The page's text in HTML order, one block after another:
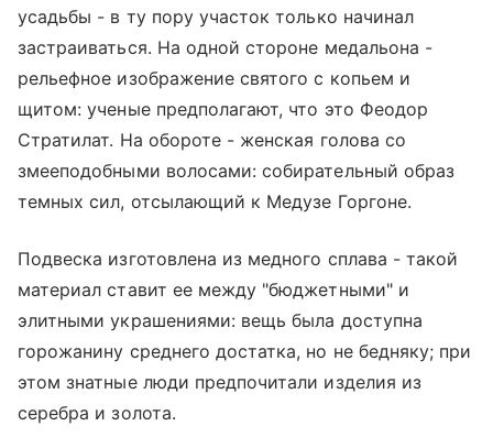
усадьбы - в ту пору участок только начинал
застраиваться. На одной стороне медальона -
рельефное изображение святого с копьем и
щитом: ученые предполагают, что это Феодор
Стратилат. На обороте - женская голова со
змееподобными волосами: собирательный образ
темных сил, отсылающий к Медузе Горгоне.
Подвеска изготовлена из медного сплава - такой
материал ставит ее между "бюджетными" и
элитными украшениями: вещь была доступна
горожанину среднего достатка, но не бедняку; при
этом знатные люди предпочитали изделия из
серебра и золота.